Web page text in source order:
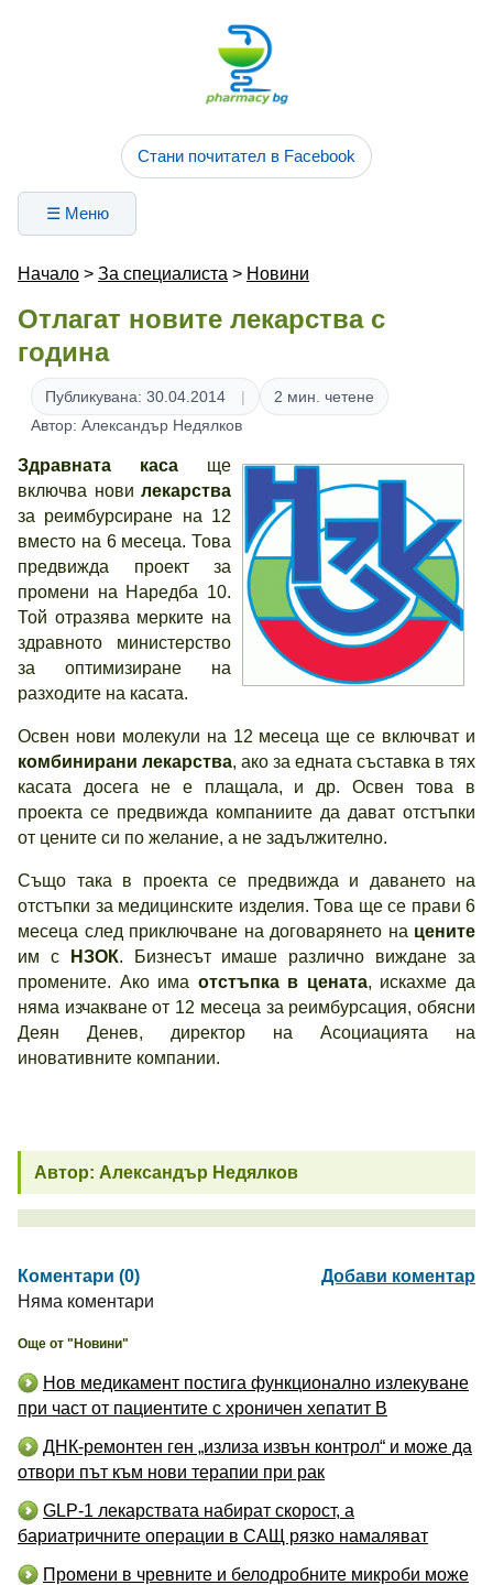
Стани почитател в Facebook
☰ Меню
Начало > За специалиста > Новини
Отлагат новите лекарства с
година
Публикувана: 30.04.2014
2 мин. четене
Автор: Александър Недялков
Здравната каса ще
включва нови лекарства
за реимбурсиране на 12
вместо на 6 месеца. Това
предвижда проект за
промени на Наредба 10.
Той отразява мерките на
здравното министерство
за оптимизиране на
разходите на касата.
Освен нови молекули на 12 месеца ще се включват и
комбинирани лекарства, ако за едната съставка в тях
касата досега не е плащала, и др. Освен това в
проекта се предвижда компаниите да дават отстъпки
от цените си по желание, а не задължително.
Също така в проекта се предвижда и даването на
отстъпки за медицинските изделия. Това ще се прави 6
месеца след приключване на договарянето на цените
им с
НЗОК. Бизнесът имаше различно виждане за
промените. Ако има отстъпка в цената, искахме да
няма изчакване от 12 месеца за реимбурсация, обясни
Деян Денев, директор на Асоциацията на
иновативните компании.
Автор: Александър Недялков
Коментари (0)
Добави коментар
Няма коментари
Още от "Новини"
Нов медикамент постига функционално излекуване
при част от пациентите с хроничен хепатит B
ДНК-ремонтен ген „излиза извън контрол“ и може да
отвори път към нови терапии при рак
GLP-1 лекарствата набират скорост, а
бариатричните операции в САЩ рязко намаляват
Промени в чревните и белодробните микроби може